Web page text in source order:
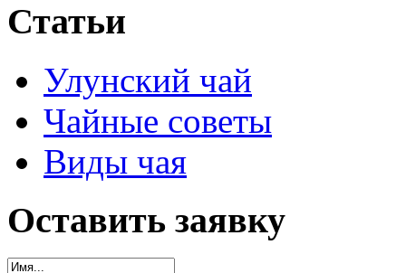
Статьи
Улунский чай
Чайные советы
Виды чая
Оставить заявку